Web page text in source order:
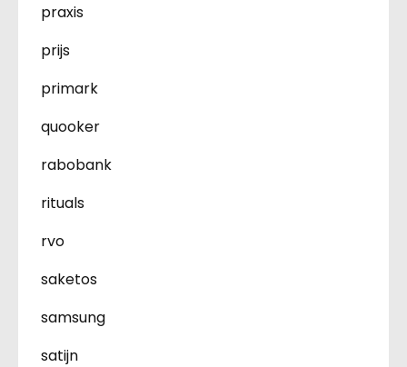
praxis
prijs
primark
quooker
rabobank
rituals
rvo
saketos
samsung
satijn